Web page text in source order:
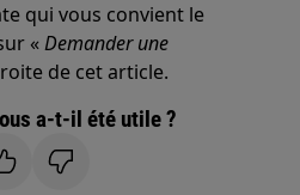
qui vous convient le
«Demander une
de cet article.
a-t-il été utile ?